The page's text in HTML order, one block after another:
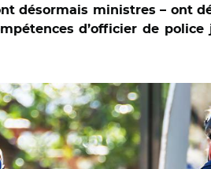
désormais ministres – ont
d’officier de